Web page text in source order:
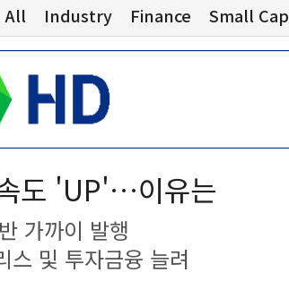
All Industry Finance Small Cap
도 'UP'…이유는
가까이 발행
스 및 투자금융 늘려